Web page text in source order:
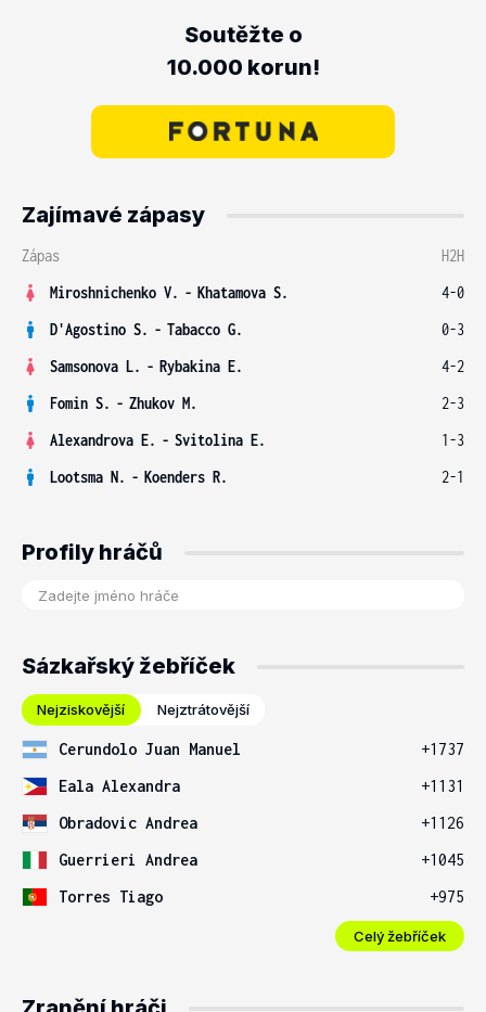
Soutěžte o
10.000 korun!
Zajímavé zápasy
Zápas
H2H
Miroshnichenko V. - Khatamova S.
4-0
D'Agostino S. - Tabacco G.
0-3
Samsonova L. - Rybakina E.
4-2
Fomin S. - Zhukov M.
2-3
Alexandrova E. - Svitolina E.
1-3
Lootsma N. - Koenders R. 2-1
Profily hráčů
Sázkařský žebříček
Nejziskovější Nejztrátovější
Cerundolo Juan Manuel
+1737
Eala Alexandra
+1131
Obradovic Andrea
+1126
Guerrieri Andrea
+1045
Torres Tiago
+975
Celý žebříček